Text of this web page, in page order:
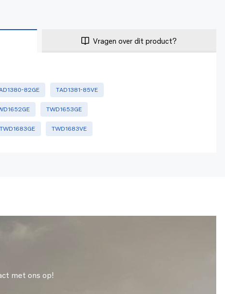
Vragen over dit product?
82GE TAD1381-85VE
TWD1653GE
TWD1683GE TWD1683VE
met ons op!